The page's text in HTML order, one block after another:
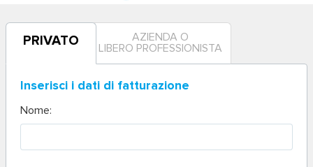
PRIVATO
AZIENDA O
LIBERO PROFESSIONISTA
Inserisci i dati di fatturazione
Nome: